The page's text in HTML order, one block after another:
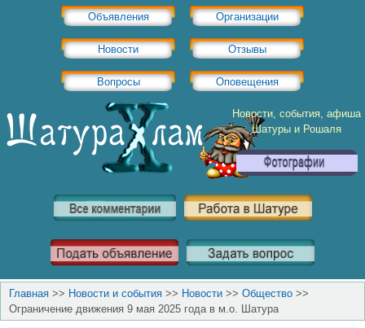
Объявления Организации
Новости Отзывы
Вопросы Оповещения
Новости, события, афиша
Шатуры и Рошаля
Главная >> Новости и события >> Новости >> Общество >>
Ограничение движения 9 мая 2025 года в м.о. Шатура